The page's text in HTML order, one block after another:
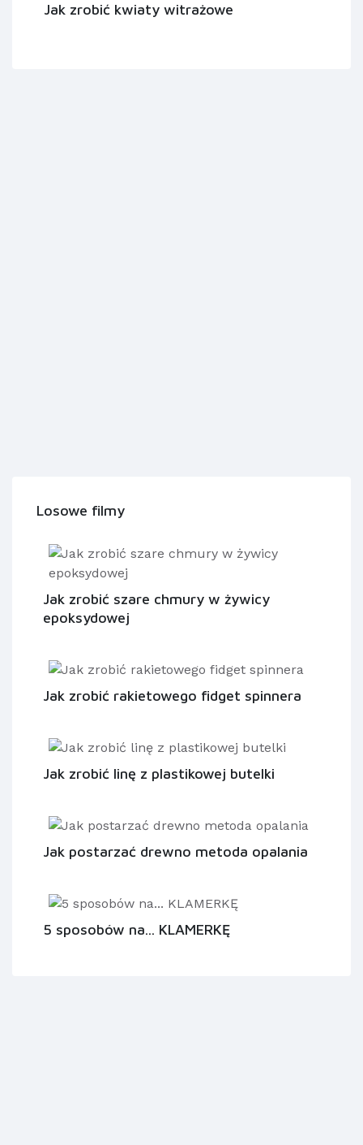
Jak zrobić kwiaty witrażowe
Losowe filmy
Jak zrobić szare chmury w żywicy
epoksydowej
Jak zrobić rakietowego fidget spinnera
Jak zrobić linę z plastikowej butelki
Jak postarzać drewno metoda opalania
5 sposobów na... KLAMERKĘ